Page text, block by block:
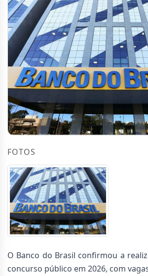
FOTOS
O Banco do Brasil confirmou a
concurso público em 2026, com